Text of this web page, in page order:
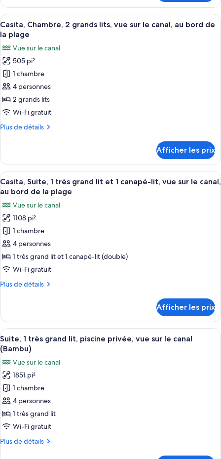
grand
lit,
vue
sur
le
canal,
au
bord
de
la
plage
Casita,
Chambre,
1
très
grand
lit,
vue
sur
le
canal,
bord
de
plage
Afficher
toutes
les
photos
pour
ce
type
de
chambre :
Chambre,
lits,
vue
sur
le
canal,
au
bord
de
la
plage
Une chambre d’hôtel avec deux
4
Casita, Chambre, 2 grands lits, vue sur le canal, au bord de
la plage
Vue sur le canal
505 pi²
1 chambre
4 personnes
2 grands lits
Wi-Fi gratuit
Plus de détails
Plus
Casita,
Chambre,
2
grands
vue
sur
le
canal,
au
de
la
Afficher les prix
Afficher
toutes
photos
pour
ce
type
de
chambre :
Suite,
grand
lit
et
1
canapé-
lit,
vue
sur
le
canal,
au
Une chambre moderne avec un
4
Casita, Suite, 1 très grand lit et 1 canapé-lit, vue sur le canal,
au bord de la plage
Vue sur le canal
1108 pi²
1 chambre
4 personnes
1 très grand lit et 1 canapé-lit (double)
Wi-Fi gratuit
Plus de détails
Plus
Casita,
Suite,
1
très
grand
lit
et
canapé-
lit,
sur
le
au
Afficher les prix
Afficher
toutes
les
photos
pour
ce
type
de
chambre :
1
Une chambre d’hôtel avec un lit,
9
Suite, 1 très grand lit, piscine privée, vue sur le canal
(Bambu)
Vue sur le canal
1851 pi²
1 chambre
4 personnes
1 très grand lit
Wi-Fi gratuit
Plus de détails
Plus